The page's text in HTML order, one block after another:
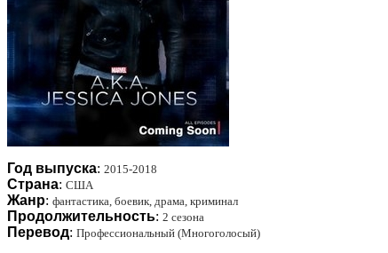
Год выпуска: 2015-2018
Страна: США
Жанр: фантастика, боевик, драма, криминал
Продолжительность: 2 сезона
Перевод: Профессиональный (Многоголосый)